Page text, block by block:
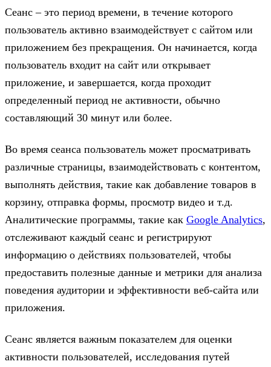
Сеанс – это период времени, в течение которого
пользователь активно взаимодействует с сайтом или
приложением без прекращения. Он начинается, когда
пользователь входит на сайт или открывает
приложение, и завершается, когда проходит
определенный период не активности, обычно
составляющий 30 минут или более.
Во время сеанса пользователь может просматривать
различные страницы, взаимодействовать с контентом,
выполнять действия, такие как добавление товаров в
корзину, отправка формы, просмотр видео и т.д.
Аналитические программы, такие как Google Analytics,
отслеживают каждый сеанс и регистрируют
информацию о действиях пользователей, чтобы
предоставить полезные данные и метрики для анализа
поведения аудитории и эффективности веб-сайта или
приложения.
Сеанс является важным показателем для оценки
активности пользователей, исследования путей